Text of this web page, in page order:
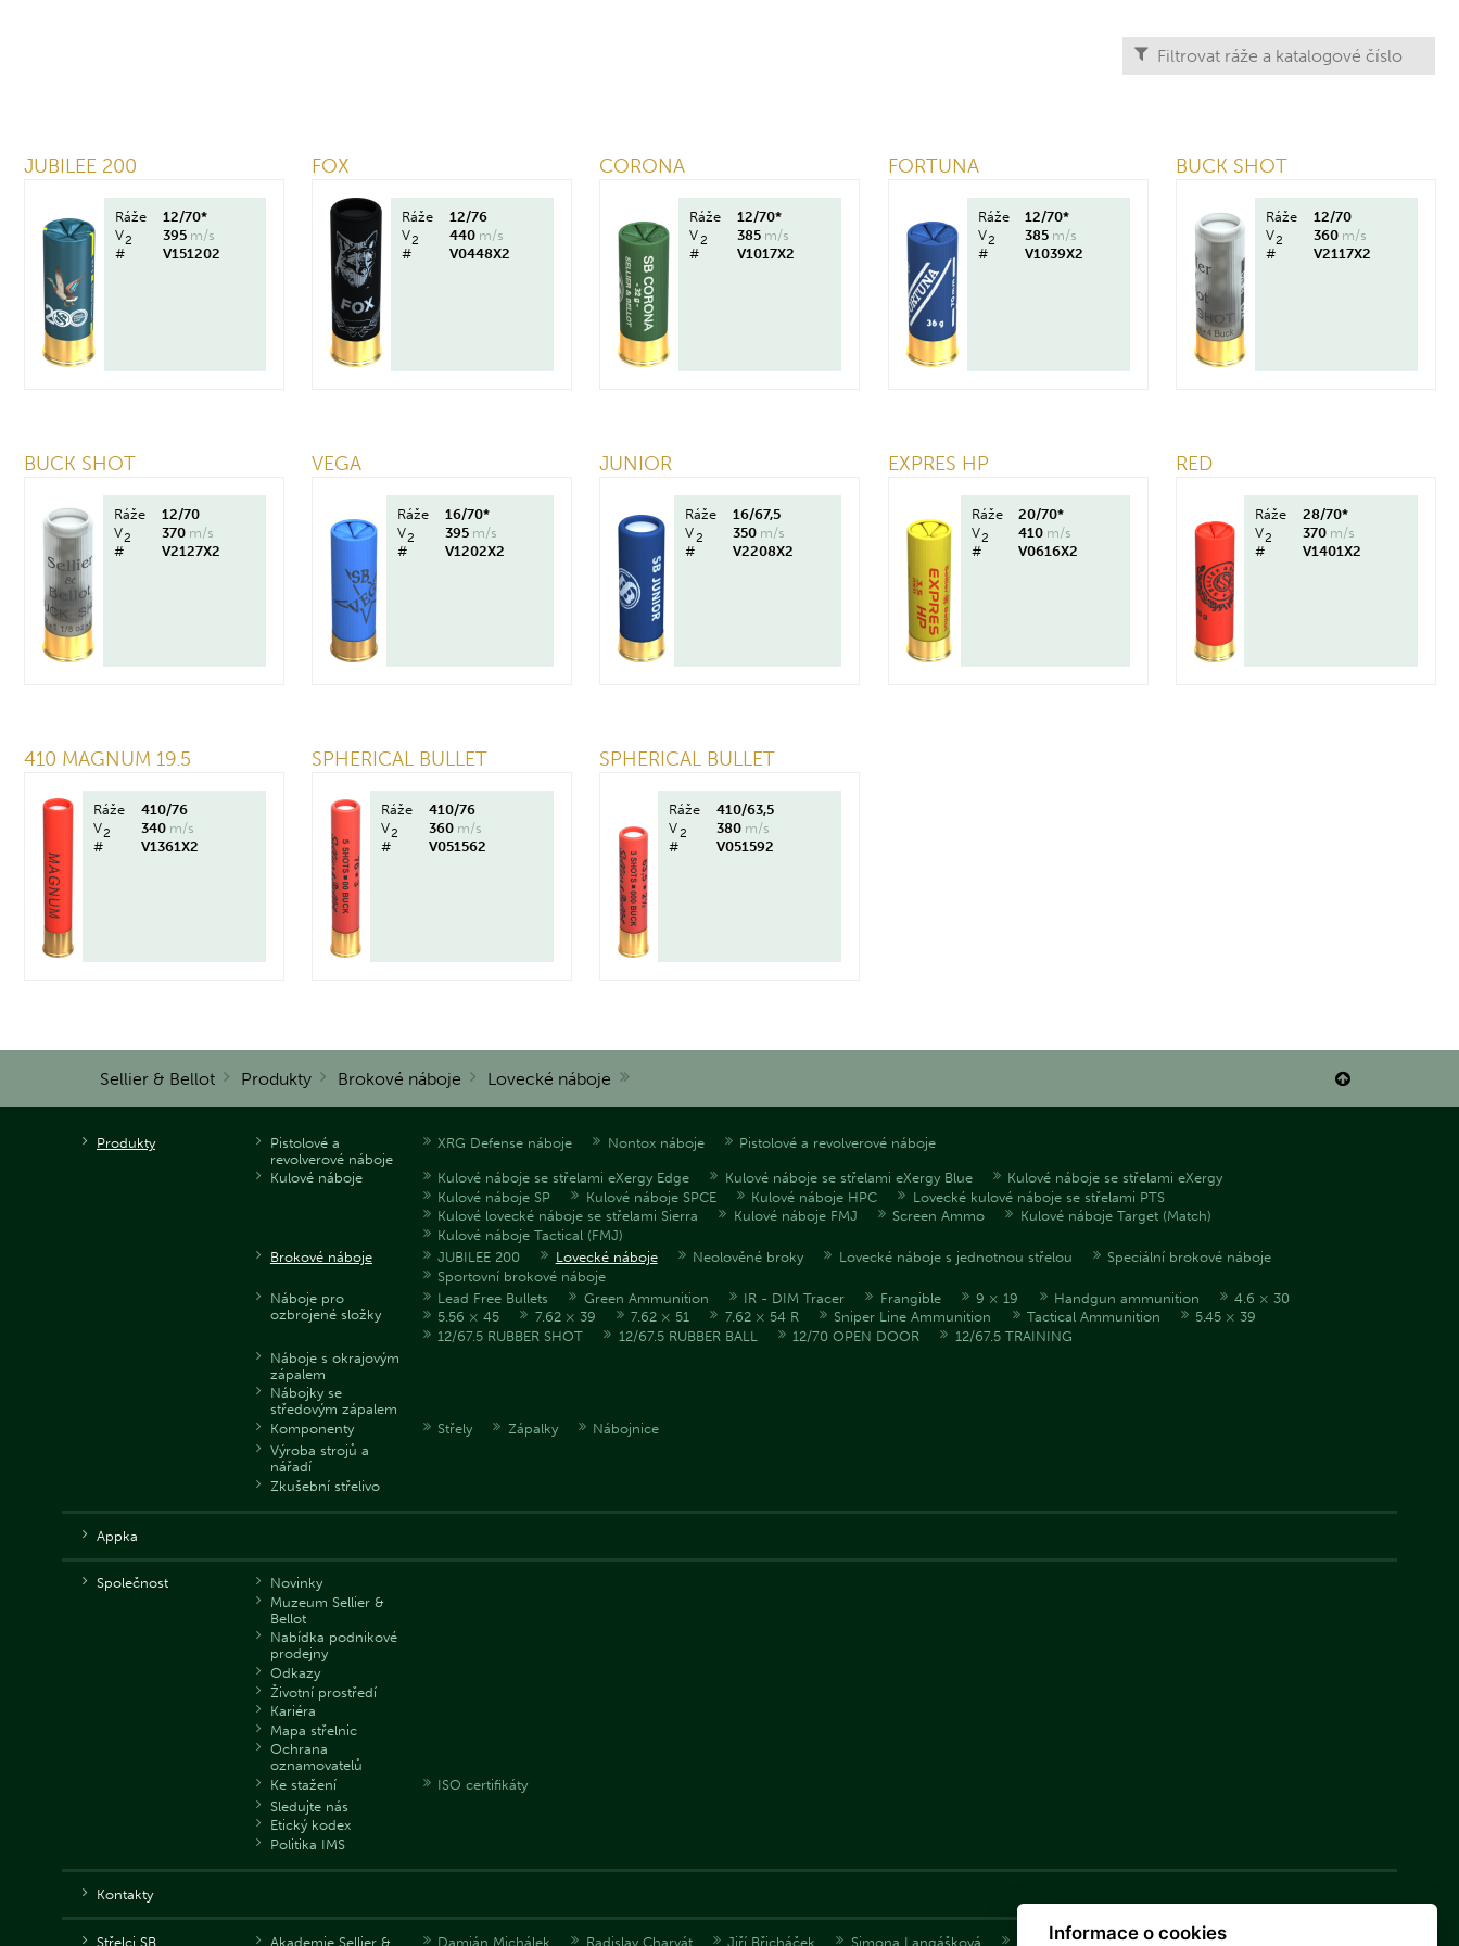
JUBILEE 200
Ráže
12/70*
V2 395 m/s
#
V151202
FOX
Ráže
12/76
V2 440 m/s
#
V0448X2
CORONA
Ráže
12/70*
V 2 385 m/s
#
V1017X2
FORTUNA
Ráže
12/70*
V2 385 m/s
#
V1039X2
BUCK SHOT
Ráže
12/70
V2 360 m/s
#
V2117X2
BUCK SHOT
Ráže
12/70
V2 370 m/s
#
V2127X2
VEGA
Ráže
16/70*
V2 395 m/s
#
V1202X2
JUNIOR
Ráže
16/67,5
V 2 350 m/s
#
V2208X2
EXPRES HP
Ráže
20/70*
V2 410 m/s
#
V0616X2
RED
Ráže
28/70*
V2 370 m/s
#
V1401X2
410 MAGNUM 19.5
Ráže
410/76
V2 340 m/s
#
V1361X2
SPHERICAL BULLET
Ráže
410/76
V2 360 m/s
#
V051562
SPHERICAL BULLET
Ráže
410/63,5
V 2 380 m/s
#
V051592
Sellier & Bellot Produkty Brokové náboje Lovecké náboje 
Produkty
Pistolové a
revolverové náboje
XRG Defense náboje Nontox náboje Pistolové a revolverové náboje
Kulové náboje Kulové náboje se střelami eXergy Edge Kulové náboje se střelami eXergy Blue
Kulové náboje se střelami eXergy
Kulové náboje SP
Kulové náboje SPCE Kulové náboje HPC
Lovecké kulové náboje se střelami PTS
Kulové lovecké náboje se střelami Sierra
Kulové náboje FMJ Screen Ammo
Kulové náboje Target (Match)
Kulové náboje Tactical (FMJ)
Brokové náboje
JUBILEE 200 Lovecké náboje Neolověné broky Lovecké náboje s jednotnou střelou
Speciální brokové náboje
Sportovní brokové náboje
Náboje pro
ozbrojené složky
Lead Free Bullets Green Ammunition IR - DIM Tracer Frangible 9 × 19 Handgun ammunition
4.6 × 30
5.56 × 45
7.62 × 39 7.62 × 51 7.62 × 54 R Sniper Line Ammunition Tactical Ammunition
5.45 × 39
12/67.5 RUBBER SHOT
12/67.5 RUBBER BALL 12/70 OPEN DOOR
12/67.5 TRAINING
Náboje s okrajovým
zápalem
Nábojky se
středovým zápalem
Komponenty
Střely Zápalky
Nábojnice
Výroba strojů a
nářadí
Zkušební střelivo
Appka
Společnost
Novinky
Muzeum Sellier &
Bellot
Nabídka podnikové
prodejny
Odkazy
Životní prostředí
Kariéra
Mapa střelnic
Ochrana
oznamovatelů
Ke stažení
ISO certifikáty
Sledujte nás
Etický kodex
Politika IMS
Kontakty
Střelci SB Akademie Sellier & Damián Michálek Radislav Charvát Jiří Břicháček Simona Langášková Adéla Bryndová Tomáš Nosál
Informace o cookies